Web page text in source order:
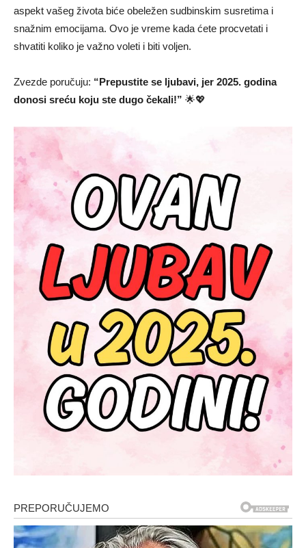
aspekt vašeg života biće obeležen sudbinskim susretima i
snažnim emocijama. Ovo je vreme kada ćete procvetati i
shvatiti koliko je važno voleti i biti voljen.
Zvezde poručuju: “Prepustite se ljubavi, jer 2025. godina
donosi sreću koju ste dugo čekali!” 🌟💖